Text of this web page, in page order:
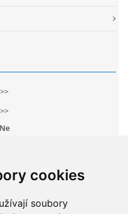
cookies
soubory
venkov, příspěvková
Družina: 732 246 380, Jídelna:
2hgmui6
>>
>>
Ne
16
23